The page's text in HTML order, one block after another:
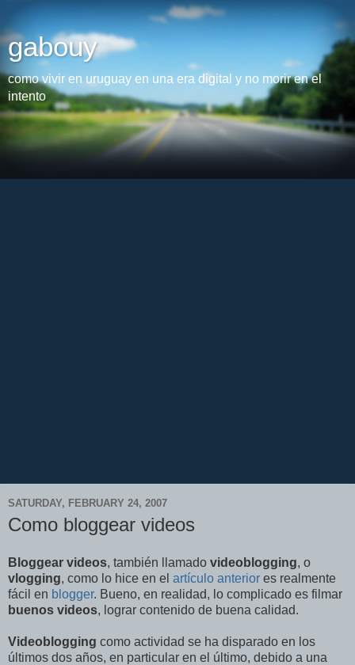
gabouy
como vivir en uruguay en una era digital y no morir en el
intento
SATURDAY, FEBRUARY 24, 2007
Como bloggear videos
Bloggear videos, también llamado videoblogging, o
vlogging, como lo hice en el artículo anterior es realmente
fácil en blogger. Bueno, en realidad, lo complicado es filmar
buenos videos, lograr contenido de buena calidad.
Videoblogging como actividad se ha disparado en los
últimos dos años, en particular en el último, debido a una